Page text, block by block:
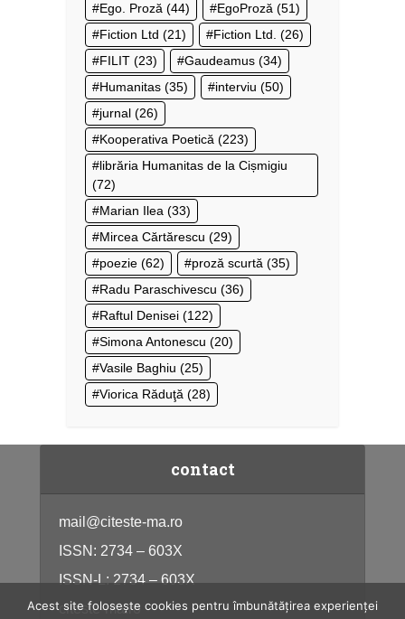
Ego. Proză (44) EgoProză (51)
Fiction Ltd (21) Fiction Ltd. (26)
FILIT (23) Gaudeamus (34)
Humanitas (35) interviu (50)
jurnal (26)
Kooperativa Poetică (223)
librăria Humanitas de la Cișmigiu
(72)
Marian Ilea (33)
Mircea Cărtărescu (29)
poezie (62) proză scurtă (35)
Radu Paraschivescu (36)
Raftul Denisei (122)
Simona Antonescu (20)
Vasile Baghiu (25)
Viorica Răduţă (28)
contact
mail@citeste-ma.ro
ISSN: 2734 – 603X
ISSN-L: 2734 – 603X
citeste-ma.ro
Acest site folosește cookies pentru îmbunătățirea experienței